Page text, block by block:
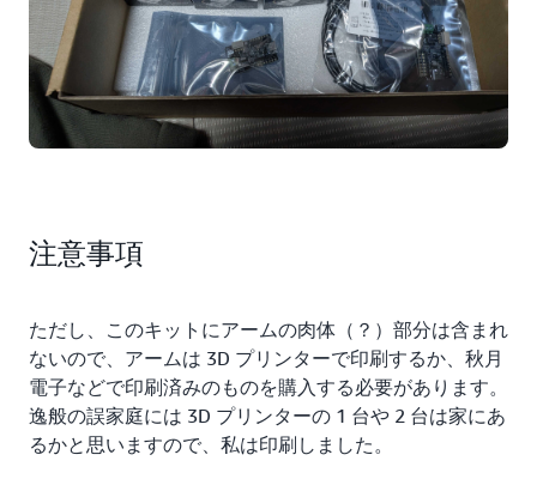
注意事項
ただし、このキットにアームの肉体（？）部分は含まれ
ないので、アームは 3D プリンターで印刷するか、秋月
電子などで印刷済みのものを購入する必要があります。
逸般の誤家庭には 3D プリンターの 1 台や 2 台は家にあ
るかと思いますので、私は印刷しました。